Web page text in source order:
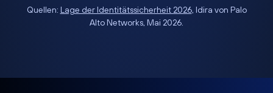
Quellen: Lage der Identitätssicherheit 2026, Idira von Palo
Alto Networks, Mai 2026.